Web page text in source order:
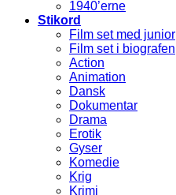
1940’erne
Stikord
Film set med junior
Film set i biografen
Action
Animation
Dansk
Dokumentar
Drama
Erotik
Gyser
Komedie
Krig
Krimi